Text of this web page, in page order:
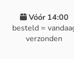
Vóór 14:00
besteld =
verzonden